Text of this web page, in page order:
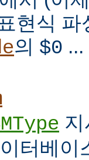
현식
의 $0 ...
터베이